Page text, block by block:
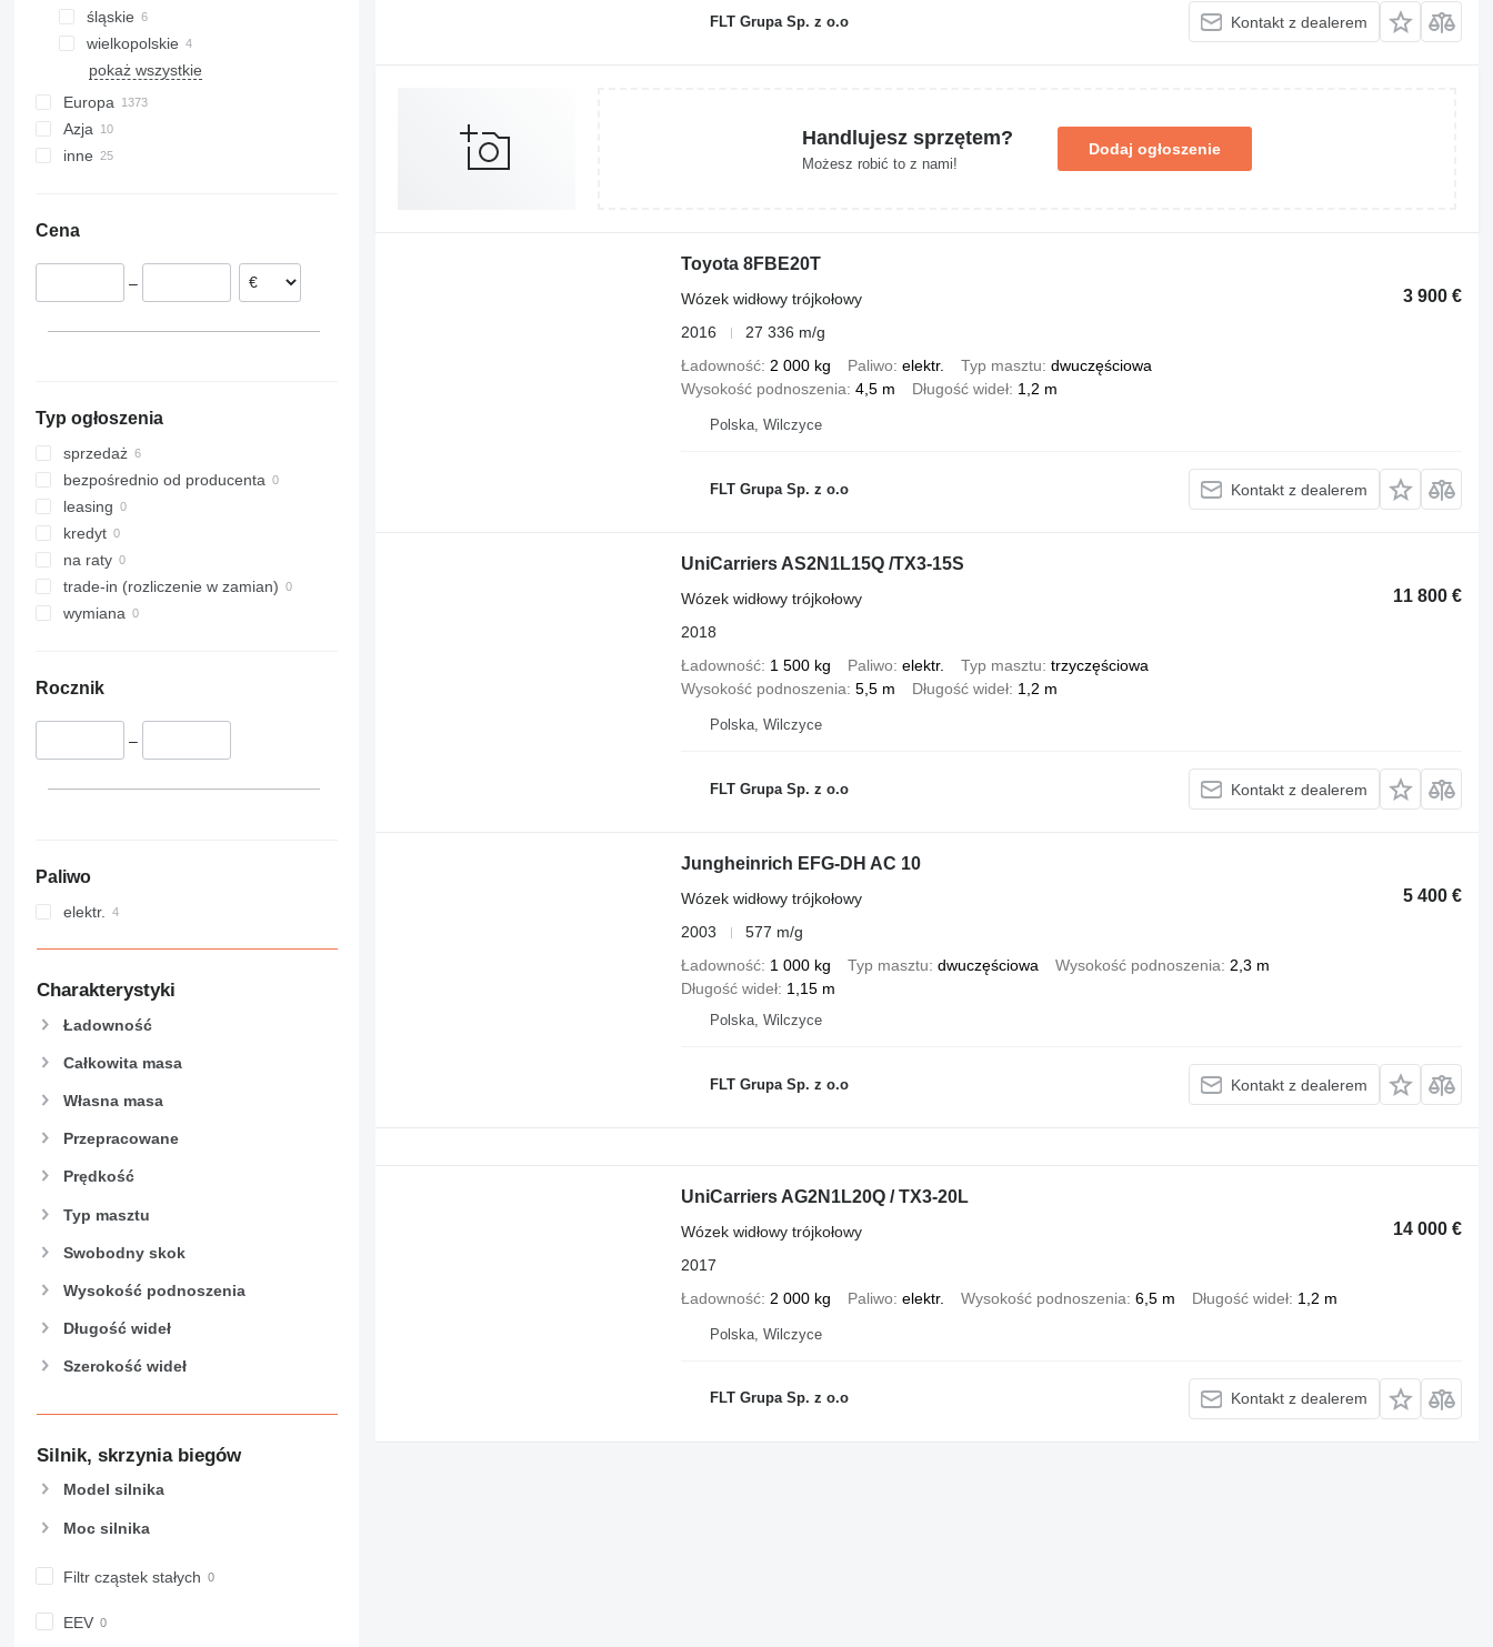
Zambrów
Wilczyce
śląskie
Ruda Śląska
wielkopolskie
Kalisz
Wrzesnia
Gmina Wieruszów
Toruń
pokaż wszystkie
Europa
Belgia
Włochy
Azja
Emiraty Arabskie
inne
Moldawia
Peru
Cena
–
Typ ogłoszenia
sprzedaż
bezpośrednio od producenta
leasing
kredyt
na raty
trade-in (rozliczenie w zamian)
wymiana
Rocznik
–
Paliwo
elektr.
Charakterystyki
Ładowność
Całkowita masa
Własna masa
Przepracowane
Prędkość
Typ masztu
Swobodny skok
Wysokość podnoszenia
Długość wideł
Szerokość wideł
Silnik, skrzynia biegów
Model silnika
Moc silnika
Filtr cząstek stałych
EEV
FLT Grupa Sp. z o.o Kontakt z dealerem
Handlujesz sprzętem?
Możesz robić to z nami!
Dodaj ogłoszenie
Toyota 8FBE20T
3 900 €
Wózek widłowy trójkołowy
2016
27 336 m/g
Ładowność 2 000 kg Paliwo elektr. Typ masztu dwuczęściowa
Wysokość podnoszenia 4,5 m Długość wideł 1,2 m
Polska, Wilczyce
FLT Grupa Sp. z o.o Kontakt z dealerem
UniCarriers AS2N1L15Q /TX3-15S
11 800 €
Wózek widłowy trójkołowy
2018
Ładowność 1 500 kg Paliwo elektr. Typ masztu trzyczęściowa
Wysokość podnoszenia 5,5 m Długość wideł 1,2 m
Polska, Wilczyce
FLT Grupa Sp. z o.o Kontakt z dealerem
Jungheinrich EFG-DH AC 10
5 400 €
Wózek widłowy trójkołowy
2003
577 m/g
Ładowność 1 000 kg Typ masztu dwuczęściowa Wysokość podnoszenia
2,3 m
Długość wideł 1,15 m
Polska, Wilczyce
FLT Grupa Sp. z o.o Kontakt z dealerem
UniCarriers AG2N1L20Q / TX3-20L
14 000 €
Wózek widłowy trójkołowy
2017
Ładowność 2 000 kg Paliwo elektr. Wysokość podnoszenia 6,5 m Długość wideł 1,2 m
Polska, Wilczyce
FLT Grupa Sp. z o.o Kontakt z dealerem